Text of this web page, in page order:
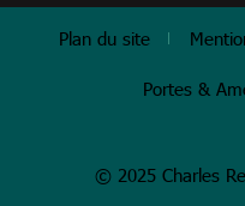
Plan du site
Portes &
© 2025 Charles